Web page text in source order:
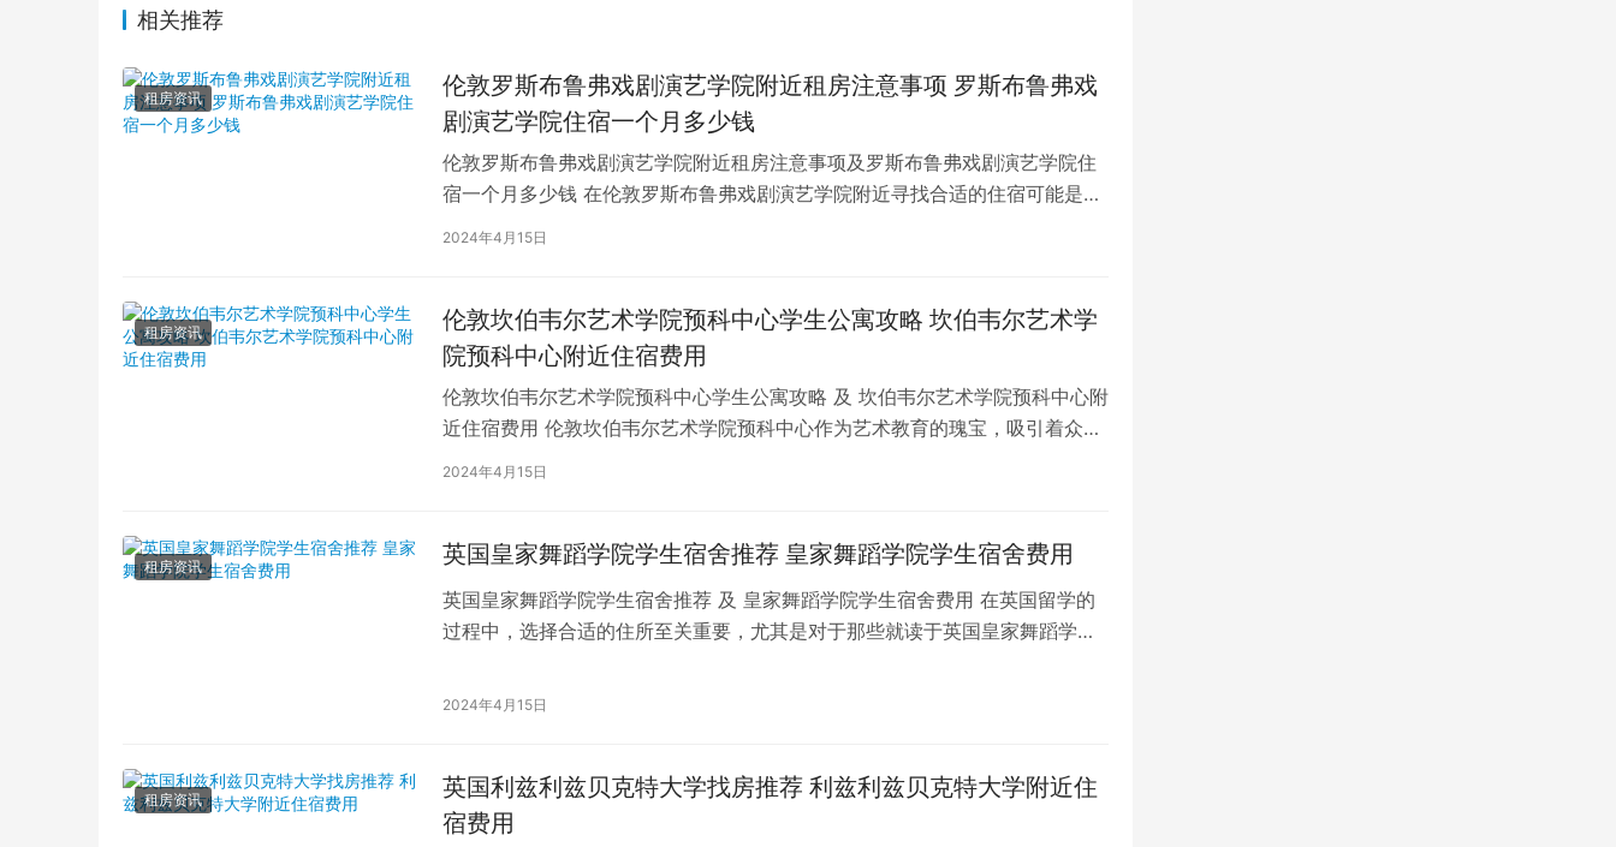
相关推荐
租房资讯
伦敦罗斯布鲁弗戏剧演艺学院附近租房注意事项 罗斯布鲁弗戏
剧演艺学院住宿一个月多少钱
伦敦罗斯布鲁弗戏剧演艺学院附近租房注意事项及罗斯布鲁弗戏剧演艺学院住
宿一个月多少钱 在伦敦罗斯布鲁弗戏剧演艺学院附近寻找合适的住宿可能是留
学生活中的一项关键任务。为了帮助您顺利完成…
2024年4月15日
租房资讯
伦敦坎伯韦尔艺术学院预科中心学生公寓攻略 坎伯韦尔艺术学
院预科中心附近住宿费用
伦敦坎伯韦尔艺术学院预科中心学生公寓攻略 及 坎伯韦尔艺术学院预科中心附
近住宿费用 伦敦坎伯韦尔艺术学院预科中心作为艺术教育的瑰宝，吸引着众多
2024年4月15日
租房资讯 英国皇家舞蹈学院学生宿舍推荐 皇家舞蹈学院学生宿舍费用
英国皇家舞蹈学院学生宿舍推荐 及 皇家舞蹈学院学生宿舍费用 在英国留学的
过程中，选择合适的住所至关重要，尤其是对于那些就读于英国皇家舞蹈学院
2024年4月15日
租房资讯
英国利兹利兹贝克特大学找房推荐 利兹利兹贝克特大学附近住
宿费用